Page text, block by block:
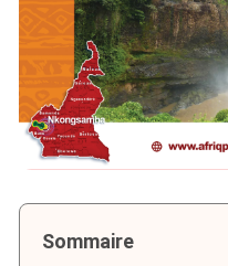
Sommaire